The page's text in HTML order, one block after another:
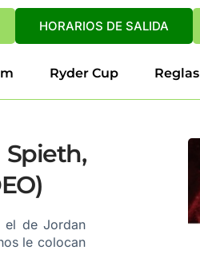
HORARIOS DE SALIDA
Ryder Cup Reglas
el de Jordan
le colocan